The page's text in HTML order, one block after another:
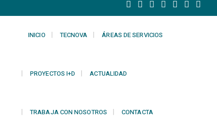
INICIO TECNOVA ÁREAS DE SERVICIOS
PROYECTOS I+D ACTUALIDAD
TRABAJA CON NOSOTROS CONTACTA